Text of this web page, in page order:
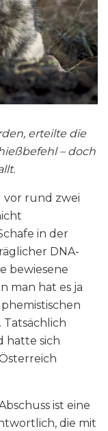
erteilte die
– doch
vor rund zwei
in der
DNA-
bewiesene
man hat es ja
hatte sich
ist eine
die mit